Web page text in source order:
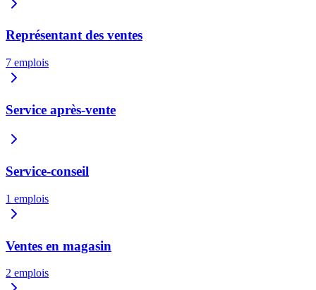
Représentant des ventes
7 emplois
Service après-vente
Service-conseil
1 emplois
Ventes en magasin
2 emplois